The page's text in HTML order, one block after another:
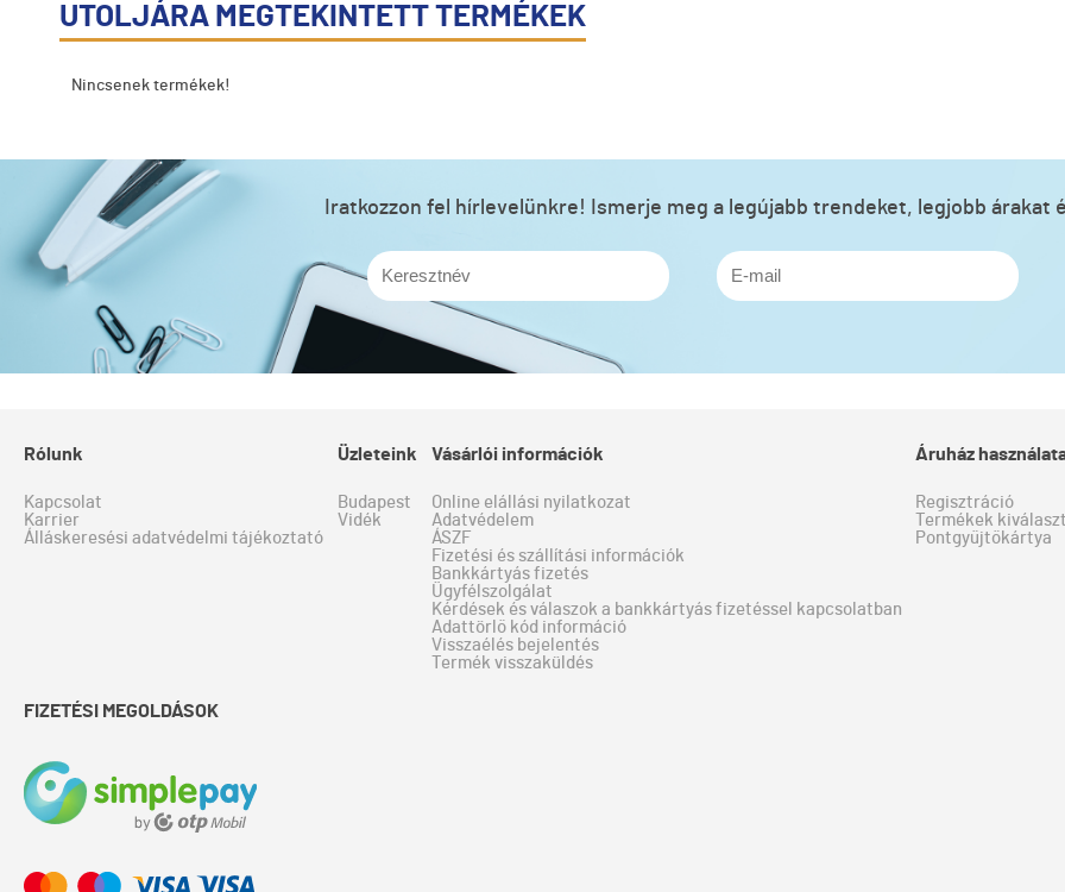
UTOLJÁRA MEGTEKINTETT TERMÉKEK
Nincsenek termékek!
Iratkozzon fel hírlevelünkre! Ismerje meg a legújabb trendeket, legjobb árakat
Rólunk
Kapcsolat
Karrier
Álláskeresési adatvédelmi tájékoztató
Üzleteink
Budapest
Vidék
Vásárlói információk
Online elállási nyilatkozat
Adatvédelem
ÁSZF
Fizetési és szállítási információk
Bankkártyás fizetés
Ügyfélszolgálat
Kérdések és válaszok a bankkártyás fizetéssel kapcsolatban
Adattörlő kód információ
Visszaélés bejelentés
Termék visszaküldés
Áruház
Regisztráció
Termékek
Pontgyűjtőkártya
FIZETÉSI MEGOLDÁSOK